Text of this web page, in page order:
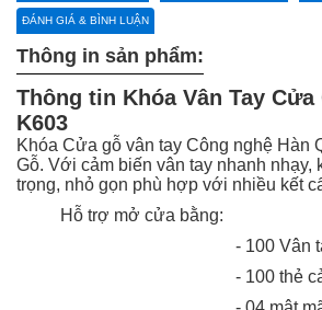
ĐÁNH GIÁ & BÌNH LUẬN
Thông in sản phẩm:
Thông tin Khóa Vân Tay Cửa
K603
Khóa Cửa gỗ vân tay Công nghệ Hàn
Gỗ. Với cảm biến vân tay nhanh nhạy,
trọng, nhỏ gọn phù hợp với nhiều kết
Hỗ trợ mở cửa bằng:
- 100 Vân
- 100 thẻ